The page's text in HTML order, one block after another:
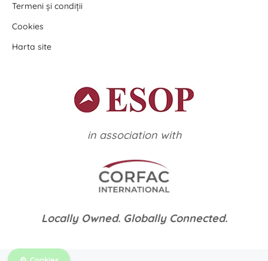
Termeni și condiții
Cookies
Harta site
in association with
Locally Owned. Globally Connected.